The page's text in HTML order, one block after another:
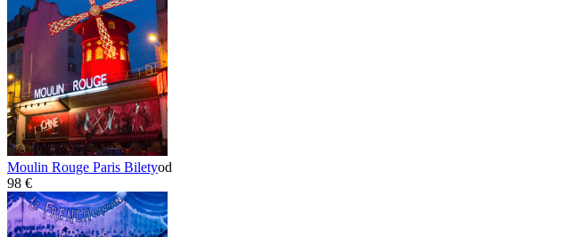
Moulin Rouge Paris Biletyod
98 €